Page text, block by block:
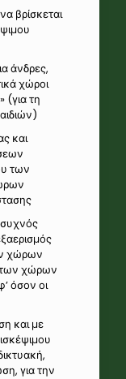
βρίσκεται
άνδρες,
χώροι
(για τη
και
των
χώρων
των χώρων
όσον οι
και με
για την